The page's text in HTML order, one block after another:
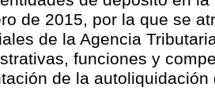
de 2015, por la que se
de la Agencia
funciones y
de la